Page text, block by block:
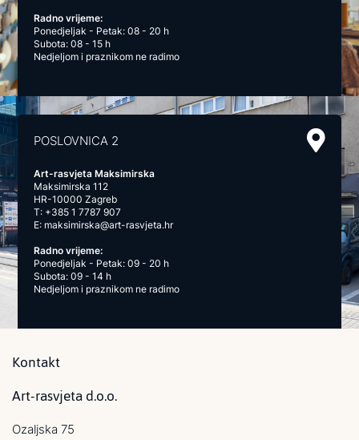
Radno vrijeme:
Ponedjeljak - Petak: 08 - 20 h
Subota: 08 - 15 h
Nedjeljom i praznikom ne radimo
POSLOVNICA 2
Art-rasvjeta Maksimirska
Maksimirska 112
HR-10000 Zagreb
T: +385 1 7787 907
E: maksimirska@art-rasvjeta.hr
Radno vrijeme:
Ponedjeljak - Petak: 09 - 20 h
Subota: 09 - 14 h
Nedjeljom i praznikom ne radimo
Kontakt
Art-rasvjeta d.o.o.
Ozaljska 75